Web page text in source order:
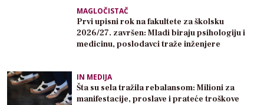
MAGLOČISTAČ
Prvi upisni rok na fakultete za školsku
2026/27. završen: Mladi biraju psihologiju i
medicinu, poslodavci traže inženjere
IN MEDIJA
Šta su sela tražila rebalansom: Milioni za
manifestacije, proslave i prateće troškove